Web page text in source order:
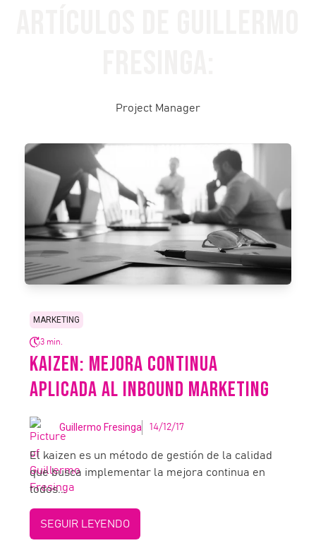
Project Manager
MARKETING
3 min.
KAIZEN: MEJORA CONTINUA
APLICADA AL INBOUND MARKETING
Guillermo Fresinga 14/12/17
El kaizen es un método de gestión de la calidad
que busca implementar la mejora continua en
todos...
SEGUIR LEYENDO